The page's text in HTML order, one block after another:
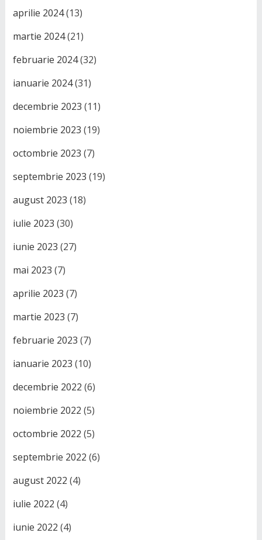
aprilie 2024(13)
martie 2024(21)
februarie 2024(32)
ianuarie 2024(31)
decembrie 2023 (11)
noiembrie 2023 (19)
octombrie 2023 (7)
septembrie 2023 (19)
august 2023 (18)
iulie 2023 (30)
iunie 2023 (27)
mai 2023 (7)
aprilie 2023 (7)
martie 2023 (7)
februarie 2023 (7)
ianuarie 2023 (10)
decembrie 2022 (6)
noiembrie 2022 (5)
octombrie 2022 (5)
septembrie 2022 (6)
august 2022 (4)
iulie 2022 (4)
iunie 2022 (4)